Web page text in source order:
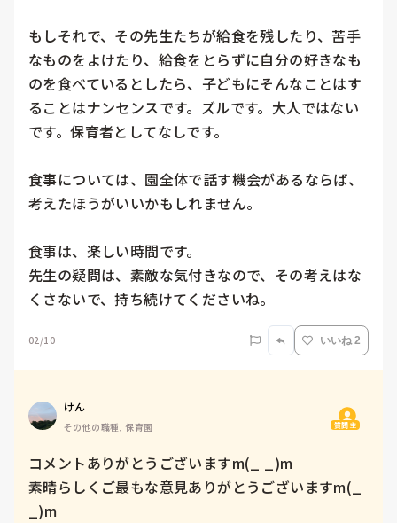
もしそれで、その先生たちが給食を残したり、苦手
なものをよけたり、給食をとらずに自分の好きなも
のを食べているとしたら、子どもにそんなことはす
ることはナンセンスです。ズルです。大人ではない
です。保育者としてなしです。
食事については、園全体で話す機会があるならば、
考えたほうがいいかもしれません。
食事は、楽しい時間です。
先生の疑問は、素敵な気付きなので、その考えはな
くさないで、持ち続けてくださいね。
02/10 いいね 2
けん
その他の職種, 保育園 質問主
コメントありがとうございますm(_ _)m
素晴らしくご最もな意見ありがとうございますm(_
_)m